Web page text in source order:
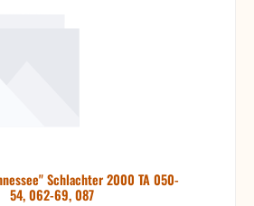
Schlachter 2000 TA 050-
54, 062-69, 087